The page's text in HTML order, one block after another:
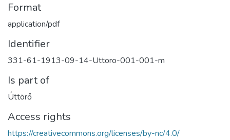
Format
application/pdf
Identifier
331-61-1913-09-14-Uttoro-001-001-m
Is part of
Úttörő
Access rights
https://creativecommons.org/licenses/by-nc/4.0/